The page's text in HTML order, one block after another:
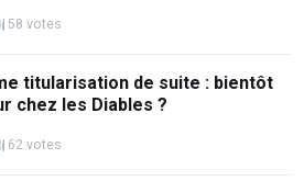
58 votes
titularisation de suite : bientôt
chez les Diables ?
62 votes